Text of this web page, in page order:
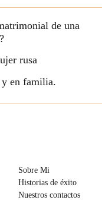
de una
rusa
y en familia.
Sobre Mi
Historias de éxito
Nuestros contactos